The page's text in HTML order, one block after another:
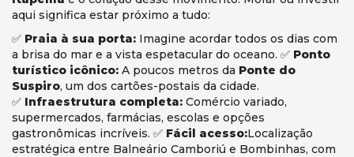
aqui significa estar próximo a tudo:
✅ Praia à sua porta: Imagine acordar todos os dias com
a brisa do mar e a vista espetacular do oceano. ✅ Ponto
turístico icônico: A poucos metros da Ponte do
Suspiro, um dos cartões-postais da cidade.
✅ Infraestrutura completa: Comércio variado,
supermercados, farmácias, escolas e opções
gastronômicas incríveis. ✅ Fácil acesso:Localização
estratégica entre Balneário Camboriú e Bombinhas, com